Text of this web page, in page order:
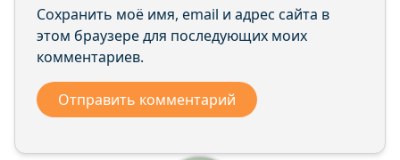
Сохранить моё имя, email и адрес сайта в
этом браузере для последующих моих
комментариев.